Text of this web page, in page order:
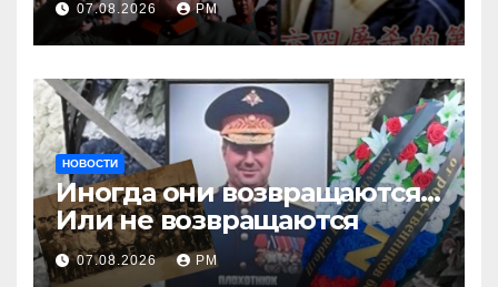
07.08.2026 РМ
НОВОСТИ
Иногда они возвращаются…
Или не возвращаются
07.08.2026 РМ